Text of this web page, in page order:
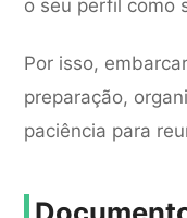
o seu perfil como
Por isso,
preparação,
paciência para